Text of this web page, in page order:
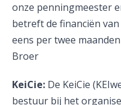
onze penningmeester
betreft de financiën
eens per twee
Broer
KeiCie: De KeiCie
bestuur bij het